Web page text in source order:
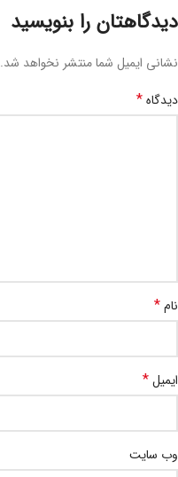
دیدگاهتان را بنویسید
نشانی ایمیل شما منتشر نخواهد شد.
دیدگاه*
نام*
ایمیل*
وب‌ سایت